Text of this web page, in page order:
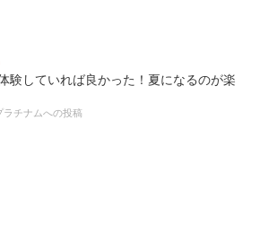
験していれば良かった！夏になるのが楽
チナムへの投稿